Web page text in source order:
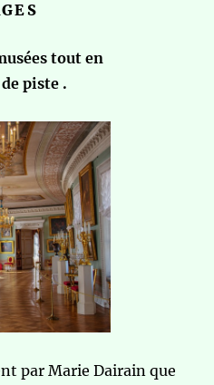
tout en
piste .
par Marie Dairain que